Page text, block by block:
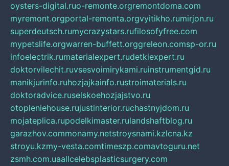
oysters-digital.ruo-remonte.orgremontdoma.com
myremont.orgportal-remonta.orgvyitikho.rumirjon.ru
superdeutsch.rumycrazystars.rufilosofyfree.com
mypetslife.orgwarren-buffett.orggreleon.comsp-or.ru
infoelectrik.rumaterialexpert.rudetkiexpert.ru
doktorvilechit.ruvsesvoimirykami.ruinstrumentgid.ru
manikjurinfo.ruhozjajkainfo.rustroimaterials.ru
doktoradvice.ruselskoehozjajstvo.ru
otopleniehouse.rujustinterior.ruchastnyjdom.ru
mojateplica.rupodelkimaster.rulandshaftblog.ru
garazhov.commonamy.netstroysnami.kzlcna.kz
stroyu.kzmy-vesta.comtimeszp.comavtoguru.net
zsmh.com.uaallcelebsplasticsurgery.com